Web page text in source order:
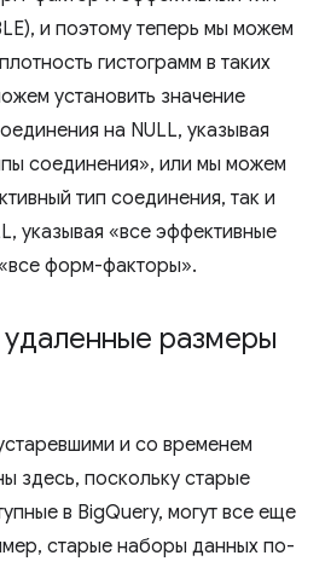
и поэтому теперь мы можем
гистограмм в таких
установить значение
на NULL, указывая
соединения», или мы можем
тип соединения, так и
указывая «все эффективные
форм-факторы».
размеры
и со временем
здесь, поскольку старые
в BigQuery, могут все еще
старые наборы данных по-